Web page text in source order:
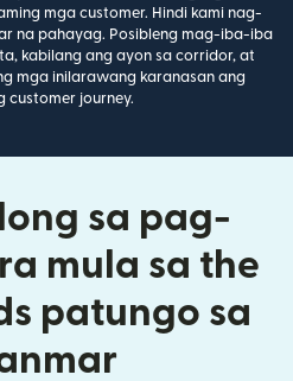
mga customer. Hindi kami nag-
na pahayag. Posibleng mag-iba-iba
kabilang ang ayon sa corridor, at
mga inilarawang karanasan ang
customer journey.
sa pag-
mula sa the
patungo sa